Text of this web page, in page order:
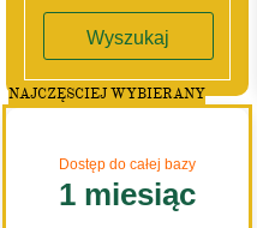
Wyszukaj
Dostęp do całej bazy
1 miesiąc
NAJCZĘSCIEJ WYBIERANY